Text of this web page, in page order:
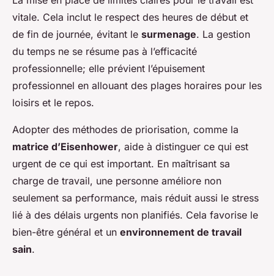
vitale. Cela inclut le respect des heures de début et
de fin de journée, évitant le surmenage. La gestion
du temps ne se résume pas à l’efficacité
professionnelle; elle prévient l’épuisement
professionnel en allouant des plages horaires pour les
loisirs et le repos.
Adopter des méthodes de priorisation, comme la
matrice d’Eisenhower, aide à distinguer ce qui est
urgent de ce qui est important. En maîtrisant sa
charge de travail, une personne améliore non
seulement sa performance, mais réduit aussi le stress
lié à des délais urgents non planifiés. Cela favorise le
bien-être général et un environnement de travail
sain.